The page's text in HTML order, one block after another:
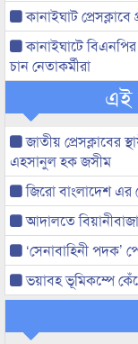
কানাইঘাট
কানাইঘাটে
চান নেতাকর্মীরা
এই
জাতীয় প্রেসক্লাবের
এহসানুল হক জসীম
জিরো বাংলাদেশ এর
আদালতে
‘সেনাবাহিনী পদক’
ভয়াবহ ভূমিকম্পে